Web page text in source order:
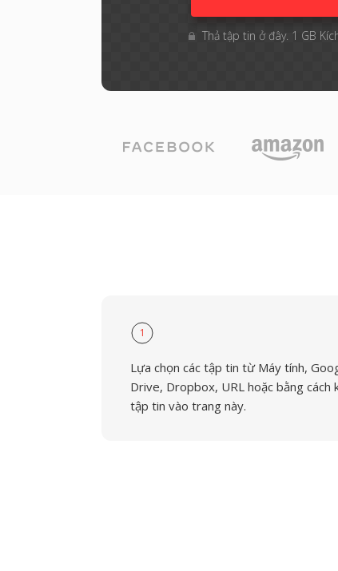
Thả tập tin ở đây. 1 GB
1
Lựa chọn các tập tin từ Máy tính,
Drive, Dropbox, URL hoặc bằng cách
tập tin vào trang này.